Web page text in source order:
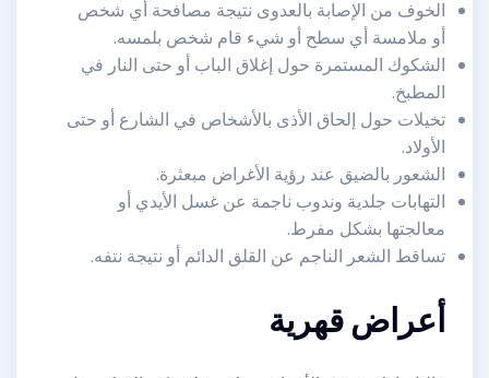
الخوف من الإصابة بالعدوى نتيجة مصافحة أي شخص
أو ملامسة أي سطح أو شيء قام شخص بلمسه.
الشكوك المستمرة حول إغلاق الباب أو حتى النار في
المطبخ.
تخيلات حول إلحاق الأذى بالأشخاص في الشارع أو حتى
الأولاد.
الشعور بالضيق عند رؤية الأغراض مبعثرة.
التهابات جلدية وندوب ناجمة عن غسل الأيدي أو
معالجتها بشكل مفرط.
تساقط الشعر الناجم عن القلق الدائم أو نتيجة نتفه.
أعراض قهرية